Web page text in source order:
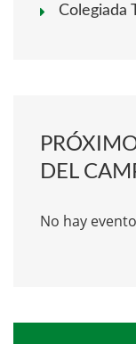
Colegiada
DEL
No hay